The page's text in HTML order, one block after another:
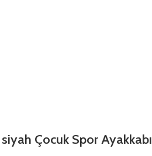
Çocuk Spor Ayakkabı